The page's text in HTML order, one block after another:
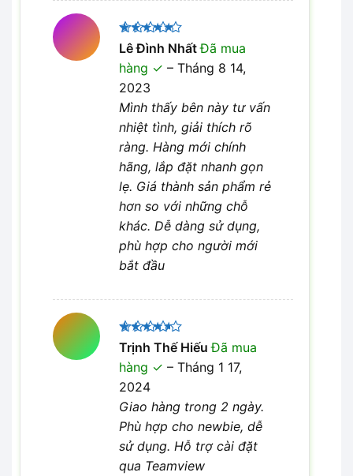
Được xếp
hạng 5
sao
Lê Đình NhấtĐã mua
hàng
– Tháng 8 14,
2023
Mình thấy bên này tư vấn
nhiệt tình, giải thích rõ
ràng. Hàng mới chính
hãng, lắp đặt nhanh gọn
lẹ. Giá thành sản phẩm rẻ
hơn so với những chỗ
khác. Dễ dàng sử dụng,
phù hợp cho người mới
bắt đầu
Được
xếp hạng
45 sao
Trịnh Thế HiếuĐã mua
hàng
– Tháng 1 17,
2024
Giao hàng trong 2 ngày.
Phù hợp cho newbie, dễ
sử dụng. Hỗ trợ cài đặt
qua Teamview